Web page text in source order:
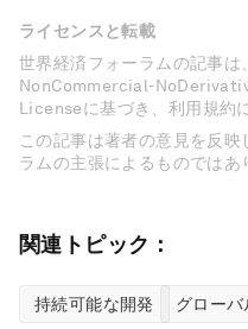
ライセンスと転載
世界経済フォーラムの記事
NonCommercial-
Licenseに基づき、利用規約
この記事は著者の意見を反
ラムの主張によるものではあ
関連トピック：
持続可能な開発 グローバ